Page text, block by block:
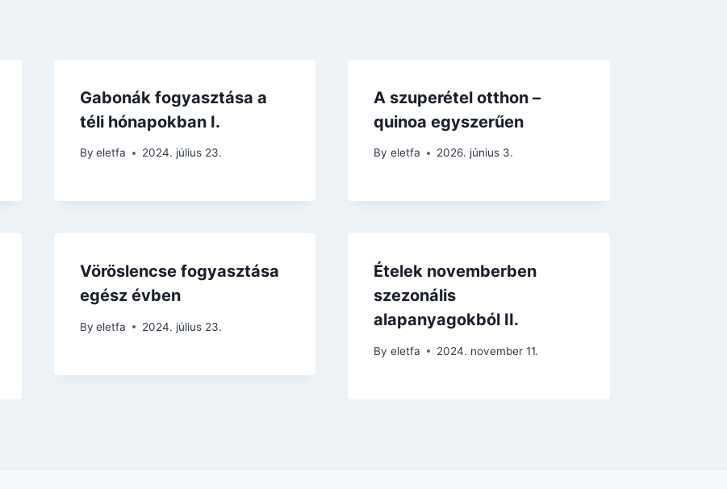
Gabonák fogyasztása a
téli hónapokban I.
By eletfa 2024. július 23.
A szuperétel otthon –
quinoa egyszerűen
By eletfa 2026. június 3.
Vöröslencse fogyasztása
egész évben
By eletfa 2024. július 23.
Ételek novemberben
szezonális
alapanyagokból II.
By eletfa 2024. november 11.